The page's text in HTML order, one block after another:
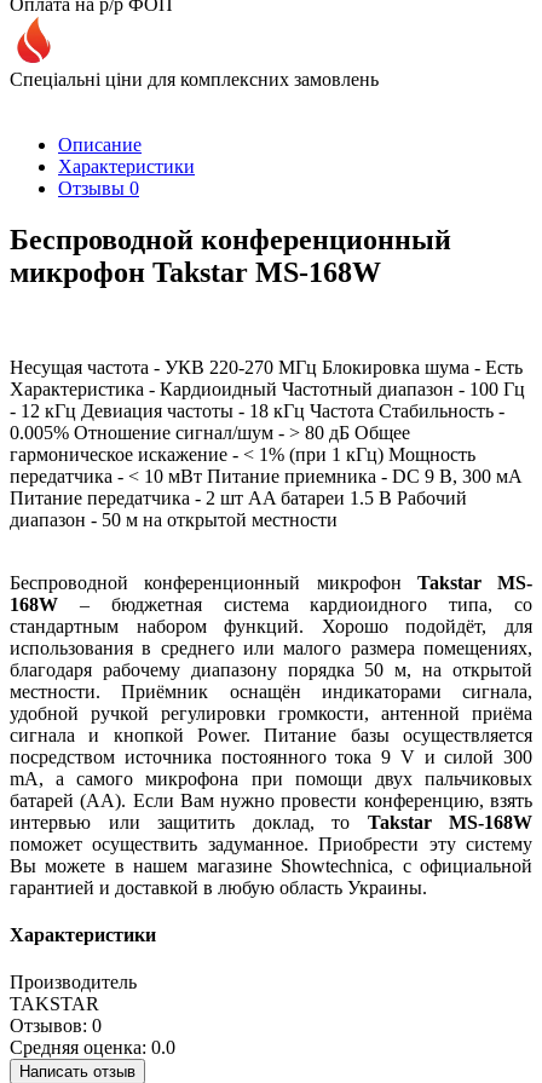
Спеціальні ціни для комплексних замовлень
Описание
Характеристики
Отзывы 0
Беспроводной конференционный
микрофон Takstar MS-168W
Несущая частота - УКВ 220-270 МГц Блокировка шума - Есть
Характеристика - Кардиоидный Частотный диапазон - 100 Гц
- 12 кГц Девиация частоты - 18 кГц Частота Стабильность -
0.005% Отношение сигнал/шум - > 80 дБ Общее
гармоническое искажение - < 1% (при 1 кГц) Мощность
передатчика - < 10 мВт Питание приемника - DC 9 В, 300 мА
Питание передатчика - 2 шт AA батареи 1.5 В Рабочий
диапазон - 50 м на открытой местности
Беспроводной конференционный микрофон Takstar MS-
168W – бюджетная система кардиоидного типа, со
стандартным набором функций. Хорошо подойдёт, для
использования в среднего или малого размера помещениях,
благодаря рабочему диапазону порядка 50 м, на открытой
местности. Приёмник оснащён индикаторами сигнала,
удобной ручкой регулировки громкости, антенной приёма
сигнала и кнопкой Power. Питание базы осуществляется
посредством источника постоянного тока 9 V и силой 300
mA, а самого микрофона при помощи двух пальчиковых
батарей (AA). Если Вам нужно провести конференцию, взять
интервью или защитить доклад, то Takstar MS-168W
поможет осуществить задуманное. Приобрести эту систему
Вы можете в нашем магазине Showtechnica, с официальной
гарантией и доставкой в любую область Украины.
Характеристики
Производитель
TAKSTAR
Отзывов: 0
Средняя оценка: 0.0
Написать отзыв